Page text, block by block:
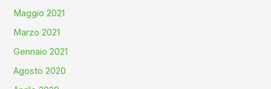
Maggio 2021
Marzo 2021
Gennaio 2021
Agosto 2020